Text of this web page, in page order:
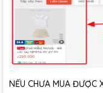
NẾU CHƯA MUA ĐƯỢC